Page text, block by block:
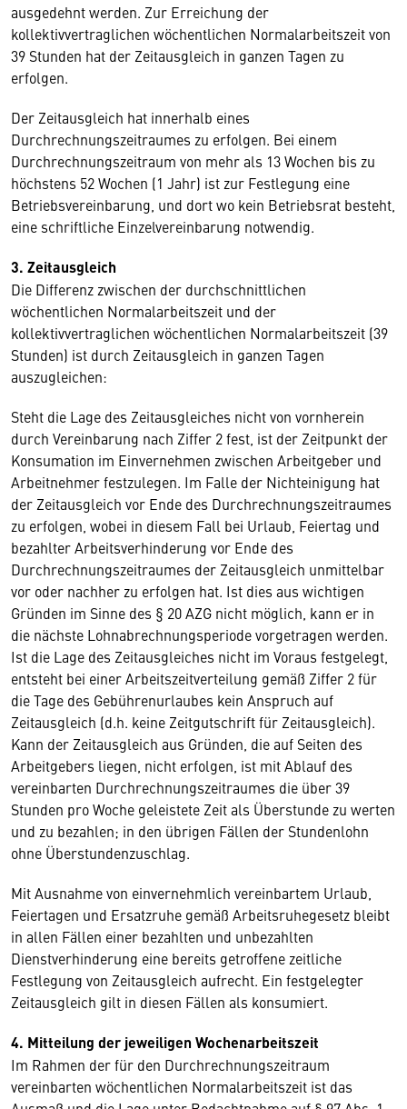
ausgedehnt werden. Zur Erreichung der
kollektivvertraglichen wöchentlichen Normalarbeitszeit von
39 Stunden hat der Zeitausgleich in ganzen Tagen zu
erfolgen.
Der Zeitausgleich hat innerhalb eines
Durchrechnungszeitraumes zu erfolgen. Bei einem
Durchrechnungszeitraum von mehr als 13 Wochen bis zu
höchstens 52 Wochen (1 Jahr) ist zur Festlegung eine
Betriebsvereinbarung, und dort wo kein Betriebsrat besteht,
eine schriftliche Einzelvereinbarung notwendig.
3. Zeitausgleich
Die Differenz zwischen der durchschnittlichen
wöchentlichen Normalarbeitszeit und der
kollektivvertraglichen wöchentlichen Normalarbeitszeit (39
Stunden) ist durch Zeitausgleich in ganzen Tagen
auszugleichen:
Steht die Lage des Zeitausgleiches nicht von vornherein
durch Vereinbarung nach Ziffer 2 fest, ist der Zeitpunkt der
Konsumation im Einvernehmen zwischen Arbeitgeber und
Arbeitnehmer festzulegen. Im Falle der Nichteinigung hat
der Zeitausgleich vor Ende des Durchrechnungszeitraumes
zu erfolgen, wobei in diesem Fall bei Urlaub, Feiertag und
bezahlter Arbeitsverhinderung vor Ende des
Durchrechnungszeitraumes der Zeitausgleich unmittelbar
vor oder nachher zu erfolgen hat. Ist dies aus wichtigen
Gründen im Sinne des § 20 AZG nicht möglich, kann er in
die nächste Lohnabrechnungsperiode vorgetragen werden.
Ist die Lage des Zeitausgleiches nicht im Voraus festgelegt,
entsteht bei einer Arbeitszeitverteilung gemäß Ziffer 2 für
die Tage des Gebührenurlaubes kein Anspruch auf
Zeitausgleich (d.h. keine Zeitgutschrift für Zeitausgleich).
Kann der Zeitausgleich aus Gründen, die auf Seiten des
Arbeitgebers liegen, nicht erfolgen, ist mit Ablauf des
vereinbarten Durchrechnungszeitraumes die über 39
Stunden pro Woche geleistete Zeit als Überstunde zu werten
und zu bezahlen; in den übrigen Fällen der Stundenlohn
ohne Überstundenzuschlag.
Mit Ausnahme von einvernehmlich vereinbartem Urlaub,
Feiertagen und Ersatzruhe gemäß Arbeitsruhegesetz bleibt
in allen Fällen einer bezahlten und unbezahlten
Dienstverhinderung eine bereits getroffene zeitliche
Festlegung von Zeitausgleich aufrecht. Ein festgelegter
Zeitausgleich gilt in diesen Fällen als konsumiert.
4. Mitteilung der jeweiligen Wochenarbeitszeit
Im Rahmen der für den Durchrechnungszeitraum
vereinbarten wöchentlichen Normalarbeitszeit ist das